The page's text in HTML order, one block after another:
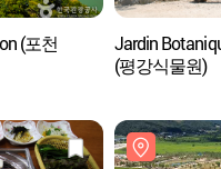
(포천
Jardin
(평강식물원)